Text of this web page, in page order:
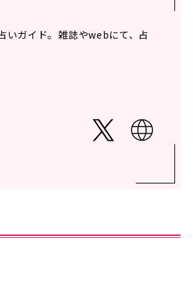
ガイド。雑誌やwebにて、占